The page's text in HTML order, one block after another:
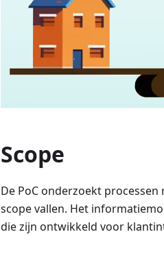
Scope
De PoC onderzoekt
scope vallen. Het
die zijn ontwikkeld voor